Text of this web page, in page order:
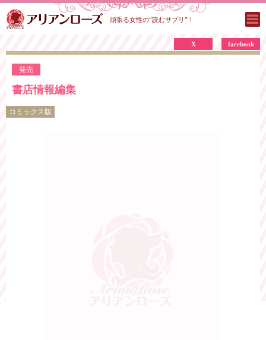
頑張る女性の“読むサプリ”！
発売
X facebook
書店情報編集
コミックス版